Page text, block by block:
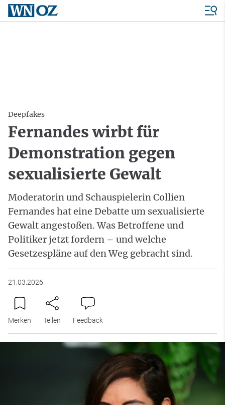
Deepfakes
Fernandes wirbt für
Demonstration gegen
sexualisierte Gewalt
Moderatorin und Schauspielerin Collien
Fernandes hat eine Debatte um sexualisierte
Gewalt angestoßen. Was Betroffene und
Politiker jetzt fordern – und welche
Gesetzespläne auf den Weg gebracht sind.
21.03.2026
Merken Teilen Feedback